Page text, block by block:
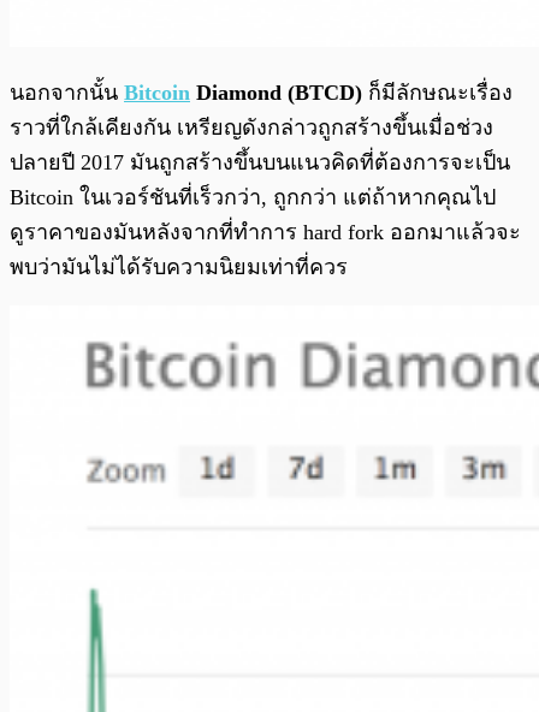
นอกจากนั้น Bitcoin Diamond (BTCD) ก็มีลักษณะเรื่อง
ราวที่ใกล้เคียงกัน เหรียญดังกล่าวถูกสร้างขึ้นเมื่อช่วง
ปลายปี 2017 มันถูกสร้างขึ้นบนแนวคิดที่ต้องการจะเป็น
Bitcoin ในเวอร์ชันที่เร็วกว่า, ถูกกว่า แต่ถ้าหากคุณไป
ดูราคาของมันหลังจากที่ทำการ hard fork ออกมาแล้วจะ
พบว่ามันไม่ได้รับความนิยมเท่าที่ควร